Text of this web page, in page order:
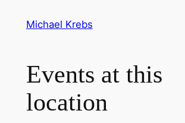
Michael Krebs
Events at this
location